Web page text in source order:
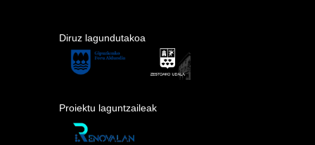
Diruz lagundutakoa
Proiektu laguntzaileak